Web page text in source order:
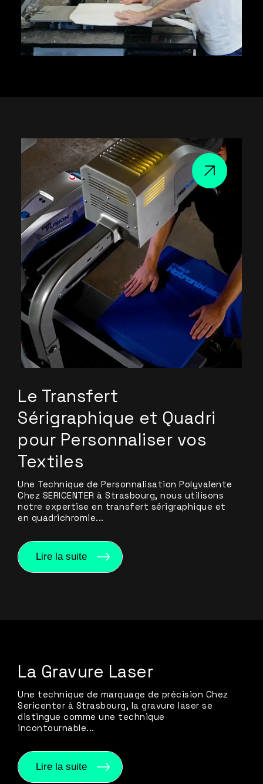
Le Transfert
Sérigraphique et Quadri
pour Personnaliser vos
Textiles
Une Technique de Personnalisation Polyvalente
Chez SERICENTER à Strasbourg, nous utilisons
notre expertise en transfert sérigraphique et
en quadrichromie...
Lire la suite
La Gravure Laser
Une technique de marquage de précision Chez
Sericenter à Strasbourg, la gravure laser se
distingue comme une technique
incontournable...
Lire la suite